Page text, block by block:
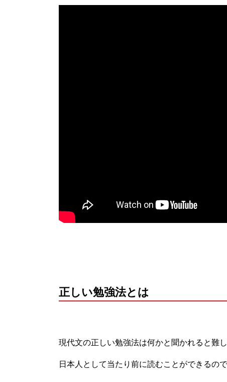
正しい勉強法とは
現代文の正しい勉強法は何かと聞かれると難し
日本人として当たり前に読むことができるの